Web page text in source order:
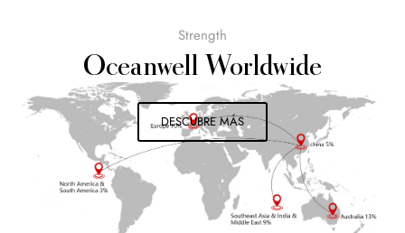
Strength
Oceanwell Worldwide
DESCUBRE MÁS